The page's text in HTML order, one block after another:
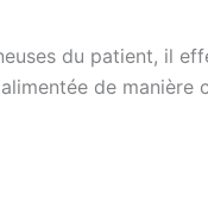
du patient, il
de